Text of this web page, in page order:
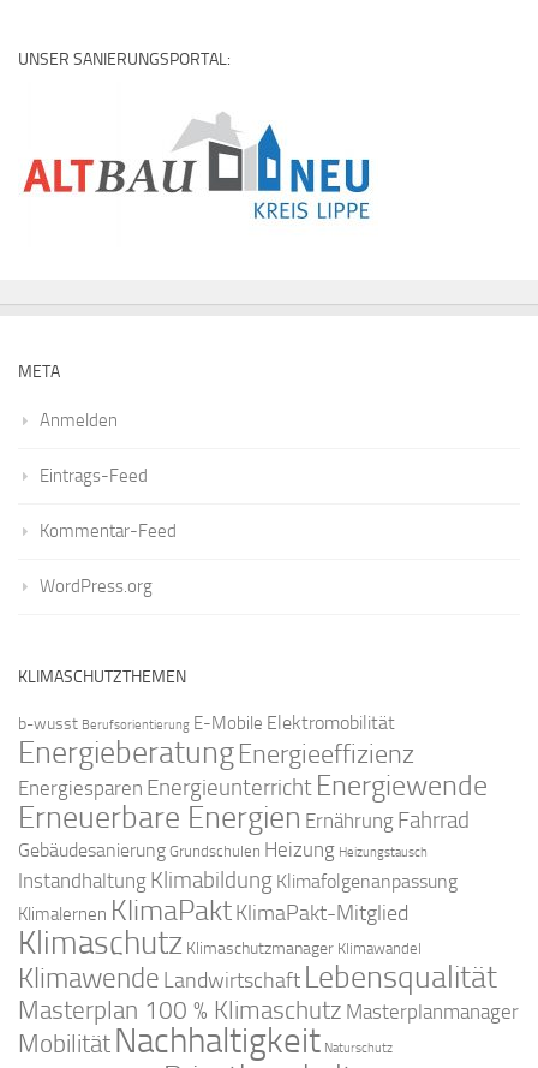
UNSER SANIERUNGSPORTAL:
META
Anmelden
Eintrags-Feed
Kommentar-Feed
WordPress.org
KLIMASCHUTZTHEMEN
b-wusst Berufsorientierung E-Mobile Elektromobilität
EnergieberatungEnergieeffizienz
Energiesparen Energieunterricht Energiewende
Erneuerbare Energien Ernährung Fahrrad
Gebäudesanierung Grundschulen Heizung Heizungstausch
Instandhaltung Klimabildung Klimafolgenanpassung
Klimalernen KlimaPaktKlimaPakt-Mitglied
Klimaschutz Klimaschutzmanager Klimawandel
Klimawende Landwirtschaft Lebensqualität
Masterplan 100 % Klimaschutz Masterplanmanager
Mobilität Nachhaltigkeit Naturschutz